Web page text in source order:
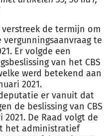
de termijn om
te
Er volgde een
van het CBS
werd betekend aan
2021.
er vanuit dat
de beslissing van CBS
De Raad volgt de
het administratief